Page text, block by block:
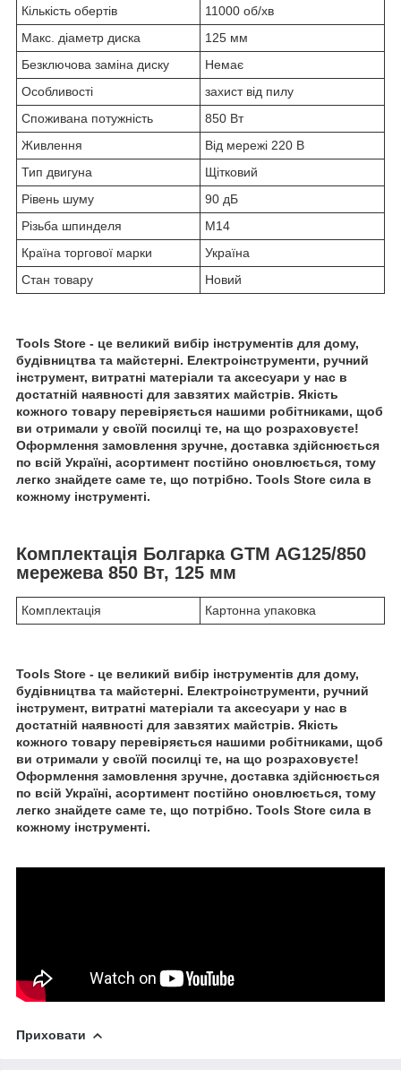
Кількість обертів
11000 об/хв
Макс. діаметр диска
125 мм
Безключова заміна диску
Немає
Особливості
захист від пилу
Споживана потужність
850 Вт
Живлення
Від мережі 220 В
Тип двигуна
Щітковий
Рівень шуму
90 дБ
Різьба шпинделя
M14
Країна торгової марки
Україна
Стан товару
Новий
Tools Store - це великий вибір інструментів для дому,
будівництва та майстерні. Електроінструменти, ручний
інструмент, витратні матеріали та аксесуари у нас в
достатній наявності для завзятих майстрів. Якість
кожного товару перевіряється нашими робітниками, щоб
ви отримали у своїй посилці те, на що розраховуєте!
Оформлення замовлення зручне, доставка здійснюється
по всій Україні, асортимент постійно оновлюється, тому
легко знайдете саме те, що потрібно. Tools Store сила в
кожному інструменті.
Комплектація Болгарка GTM AG125/850
мережева 850 Вт, 125 мм
Комплектація Картонна упаковка
Tools Store - це великий вибір інструментів для дому,
будівництва та майстерні. Електроінструменти, ручний
інструмент, витратні матеріали та аксесуари у нас в
достатній наявності для завзятих майстрів. Якість
кожного товару перевіряється нашими робітниками, щоб
ви отримали у своїй посилці те, на що розраховуєте!
Оформлення замовлення зручне, доставка здійснюється
по всій Україні, асортимент постійно оновлюється, тому
легко знайдете саме те, що потрібно. Tools Store сила в
кожному інструменті.
Приховати